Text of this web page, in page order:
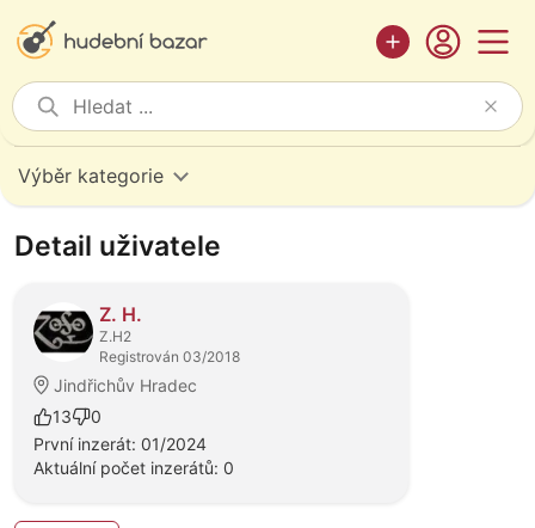
Výběr kategorie
Detail uživatele
Z. H.
Z.H2
Registrován 03/2018
Jindřichův Hradec
13
0
První inzerát: 01/2024
Aktuální počet inzerátů: 0